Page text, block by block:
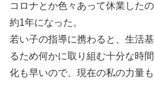
コロナとか色々あって休業した
約1年になった。
若い子の指導に携わると、生活
るため何かに取り組む十分な時
化も早いので、現在の私の力量